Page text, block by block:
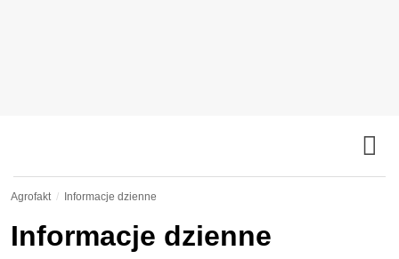
Agrofakt Informacje dzienne
Informacje dzienne